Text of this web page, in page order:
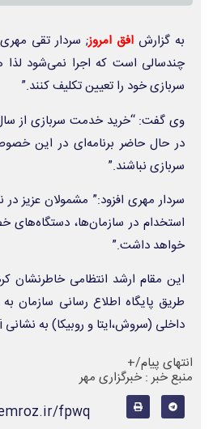
به گزارشافق امروز; سردار تقی
چندسالی است که اجرا نمی‌شود
سربازی خود را تعیین تکلیف کنند.”
در حال حاضر برنامه‌ای در این
سربازی نباشند.”
سردار مهری افزود:” مشمولان عزیز
استخدام در سازمان‌ها،
خواهد داشت.”
این مقام ارشد انتظامی خاطرنشان
داخلی (سروش،ایتا و روبیکا) به نشانی khabaresarbazi@ از آخرین اخبار مربوطه مطلع شوند.
انتهای پیام/+
منبع خبر : خبرگزاری مهر
fpwq